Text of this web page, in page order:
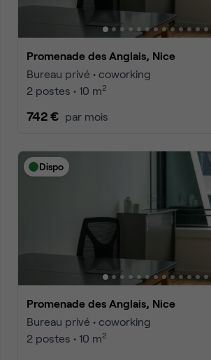
Promenade des Anglais, Nice
Bureau privé • coworking
2 postes • 10 m2
742 € par mois
Dispo
Promenade des Anglais, Nice
Bureau privé • coworking
2 postes • 10 m2